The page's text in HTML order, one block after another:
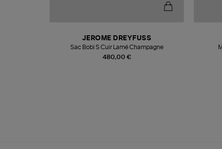
480,00 €
JEROME DREYFUSS
Sac Bobi S Cuir Lamé Champagne